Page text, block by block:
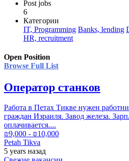
Post jobs
6
Категории
IT, Programming Banks, lending
HR, recruitment
Open Position
Browse Full List
Оператор станков
Работа в Петах Тикве нужен
граждан Израиля. Завод железа.
оплачивается....
₪9,000 - ₪10,000
Petah Tikva
5 years назад